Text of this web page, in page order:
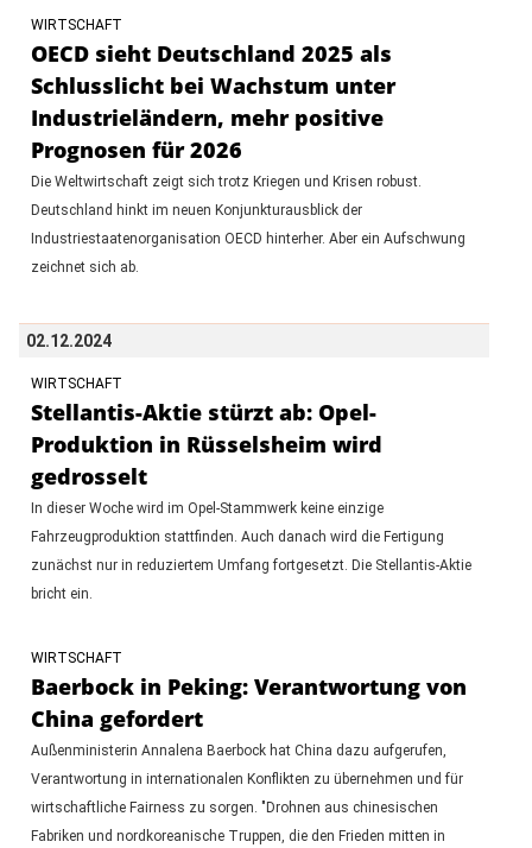
WIRTSCHAFT
OECD sieht Deutschland 2025 als
Schlusslicht bei Wachstum unter
Industrieländern, mehr positive
Prognosen für 2026
Die Weltwirtschaft zeigt sich trotz Kriegen und Krisen robust.
Deutschland hinkt im neuen Konjunkturausblick der
Industriestaatenorganisation OECD hinterher. Aber ein Aufschwung
zeichnet sich ab.
02.12.2024
WIRTSCHAFT
Stellantis-Aktie stürzt ab: Opel-
Produktion in Rüsselsheim wird
gedrosselt
In dieser Woche wird im Opel-Stammwerk keine einzige
Fahrzeugproduktion stattfinden. Auch danach wird die Fertigung
zunächst nur in reduziertem Umfang fortgesetzt. Die Stellantis-Aktie
bricht ein.
WIRTSCHAFT
Baerbock in Peking: Verantwortung von
China gefordert
Außenministerin Annalena Baerbock hat China dazu aufgerufen,
Verantwortung in internationalen Konflikten zu übernehmen und für
wirtschaftliche Fairness zu sorgen. "Drohnen aus chinesischen
Fabriken und nordkoreanische Truppen, die den Frieden mitten in